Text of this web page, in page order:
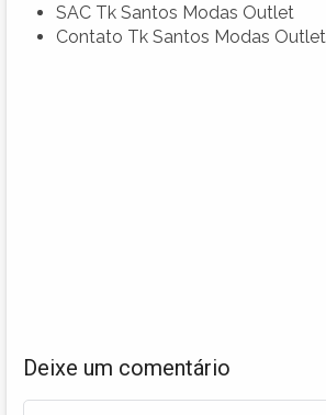
SAC Tk Santos Modas Outlet
Contato Tk Santos Modas Outlet
Deixe um comentário